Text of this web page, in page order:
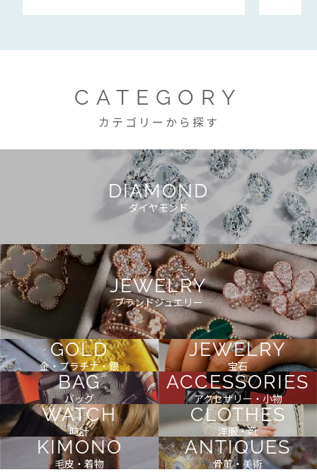
CATEGORY
カテゴリーから探す
DIAMOND
ダイヤモンド
JEWELRY
ブランドジュエリー
GOLD
金・プラチナ・銀
JEWELRY
宝石
BAG
バッグ
ACCESSORIES
アクセサリー・小物
WATCH
時計
CLOTHES
洋服・靴
KIMONO
毛皮・着物
ANTIQUES
骨董・美術